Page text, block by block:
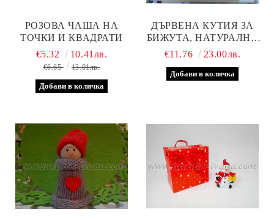
РОЗОВА ЧАША НА
ТОЧКИ И КВАДРАТИ
€5.32 10.41лв.
€6.65 13.01лв.
ДЪРВЕНА КУТИЯ ЗА
БИЖУТА, НАТУРАЛНА
24,0 Х 9,0 Х 17,0 СМ.
€11.76 23.00лв.